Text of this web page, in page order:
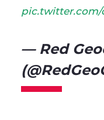
pic.twitter.com/
— Red